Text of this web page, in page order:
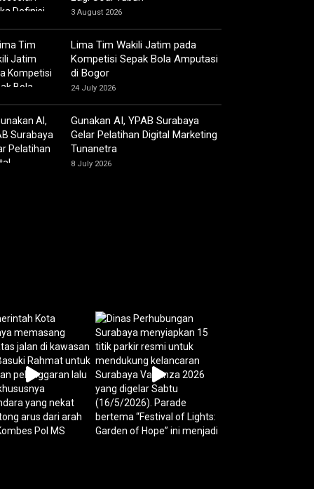
3 August 2026
Lima Tim Wakili Jatim pada
Kompetisi Sepak Bola Amputasi
di Bogor
24 July 2026
Gunakan AI, YPAB Surabaya
Gelar Pelatihan Digital Marketing
Tunanetra
8 July 2026